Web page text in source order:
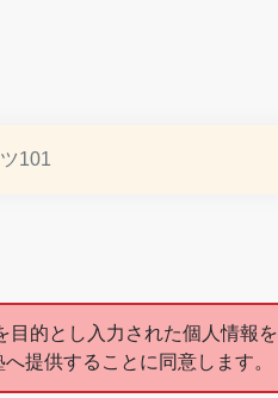
目的とし入力された個人情報を
提供することに同意します。